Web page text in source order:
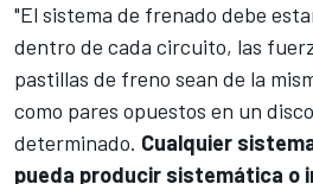
"El sistema de frenado debe
dentro de cada circuito, las
pastillas de freno sean de la
como pares opuestos en un
determinado. Cualquier
pueda producir sistemática o